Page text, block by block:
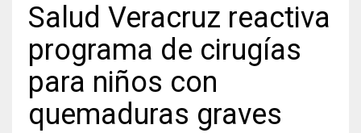
Salud Veracruz reactiva
programa de cirugías
para niños con
quemaduras graves